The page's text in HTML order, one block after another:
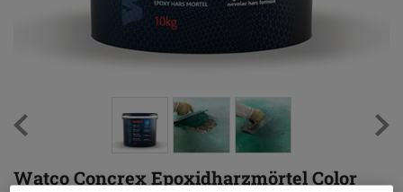
Watco Concrex Epoxidharzmörtel Color